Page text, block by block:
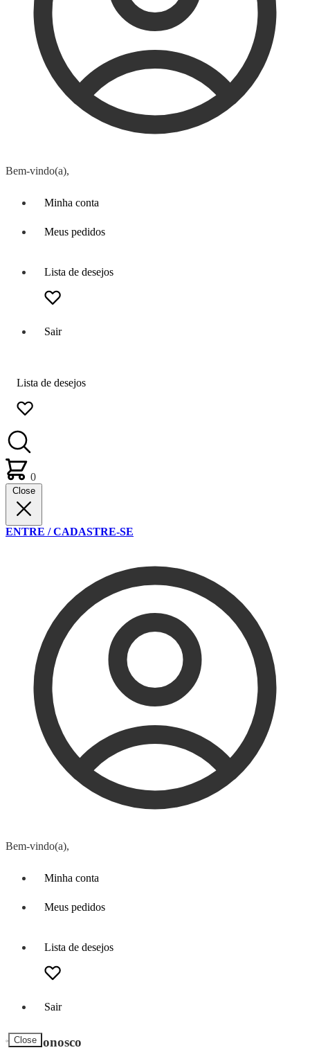
Bem-vindo(a),
Minha conta
Meus pedidos
Lista de desejos
Sair
Lista de desejos
0
Close
ENTRE / CADASTRE-SE
Bem-vindo(a),
Minha conta
Meus pedidos
Lista de desejos
Sair
Close
Fale Conosco